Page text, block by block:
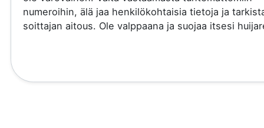
numeroihin, älä jaa henkilökohtaisia tietoja ja
soittajan aitous. Ole valppaana ja suojaa itsesi